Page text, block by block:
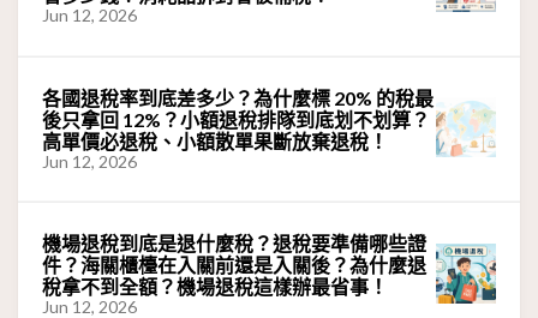
Jun 12, 2026
各國退稅率到底差多少？為什麼標 20% 的稅最
後只拿回 12%？小額退稅排隊到底划不划算？
高單價必退稅、小額散單果斷放棄退稅！
Jun 12, 2026
機場退稅到底是退什麼稅？退稅要準備哪些證
件？海關櫃檯在入關前還是入關後？為什麼退
稅拿不到全額？機場退稅這樣辦最省事！
Jun 12, 2026